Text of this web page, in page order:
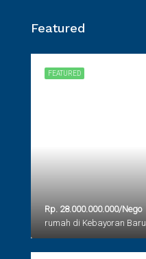
Featured
FEATURED
Rp. 28.000.000.000/Nego
rumah di Kebayoran Baru